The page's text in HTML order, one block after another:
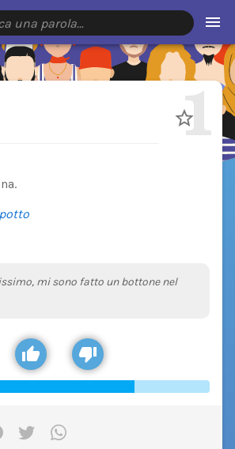
una parola…
1
mi sono fatto un bottone nel